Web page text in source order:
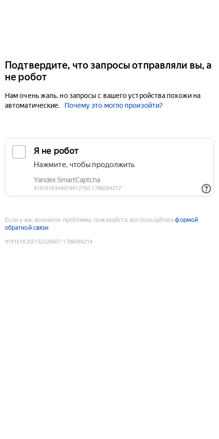
Подтвердите, что запросы отправляли вы, а
не робот
Нам очень жаль, но запросы с вашего устройства похожи на
автоматические.
Почему это могло произойти?
Если у вас возникли проблемы, пожалуйста, воспользуйтесьформой
обратной связи
9181618205132326607:1786084214